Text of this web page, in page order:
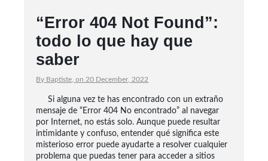
“Error 404 Not Found”:
todo lo que hay que
saber
By Baptiste, on 20 December, 2022
Si alguna vez te has encontrado con un extraño
mensaje de “Error 404 No encontrado” al navegar
por Internet, no estás solo. Aunque puede resultar
intimidante y confuso, entender qué significa este
misterioso error puede ayudarte a resolver cualquier
problema que puedas tener para acceder a sitios